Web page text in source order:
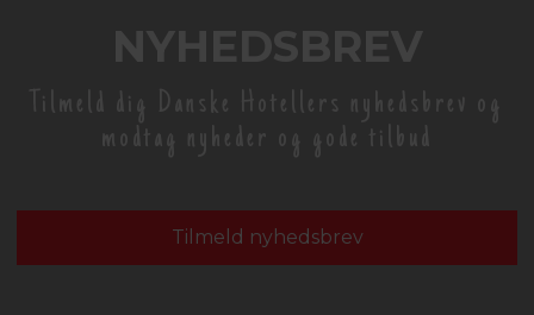
NYHEDSBREV
Tilmeld dig Danske Hotellers nyhedsbrev og
modtag nyheder og gode tilbud
Tilmeld nyhedsbrev